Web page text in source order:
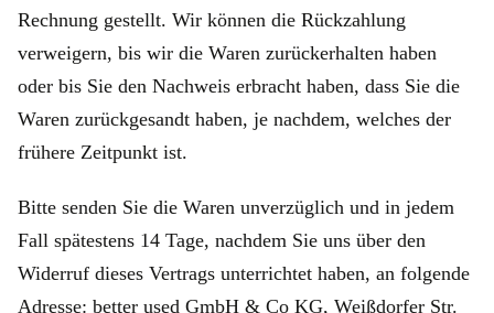
Rechnung gestellt. Wir können die Rückzahlung
verweigern, bis wir die Waren zurückerhalten haben
oder bis Sie den Nachweis erbracht haben, dass Sie die
Waren zurückgesandt haben, je nachdem, welches der
frühere Zeitpunkt ist.
Bitte senden Sie die Waren unverzüglich und in jedem
Fall spätestens 14 Tage, nachdem Sie uns über den
Widerruf dieses Vertrags unterrichtet haben, an folgende
Adresse: better used GmbH & Co KG, Weißdorfer Str.